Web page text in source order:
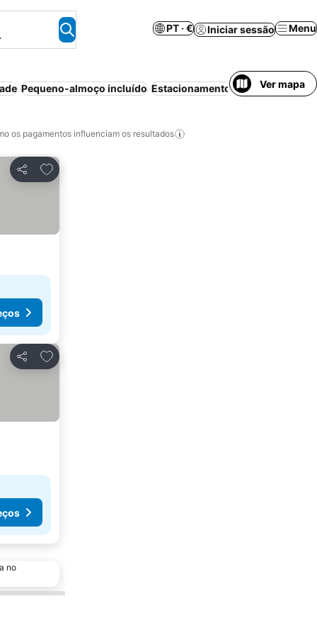
PT · € Iniciar sessão Menu
Pequeno-almoço incluído Estacionamento Ver mapa
os pagamentos influenciam os resultados
Partilhar
Adicionar aos favoritos
Partilhar
Adicionar aos favoritos
no